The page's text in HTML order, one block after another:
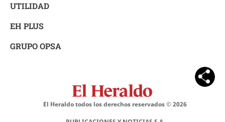
UTILIDAD
EH PLUS
GRUPO OPSA
El Heraldo todos los derechos reservados ©2026